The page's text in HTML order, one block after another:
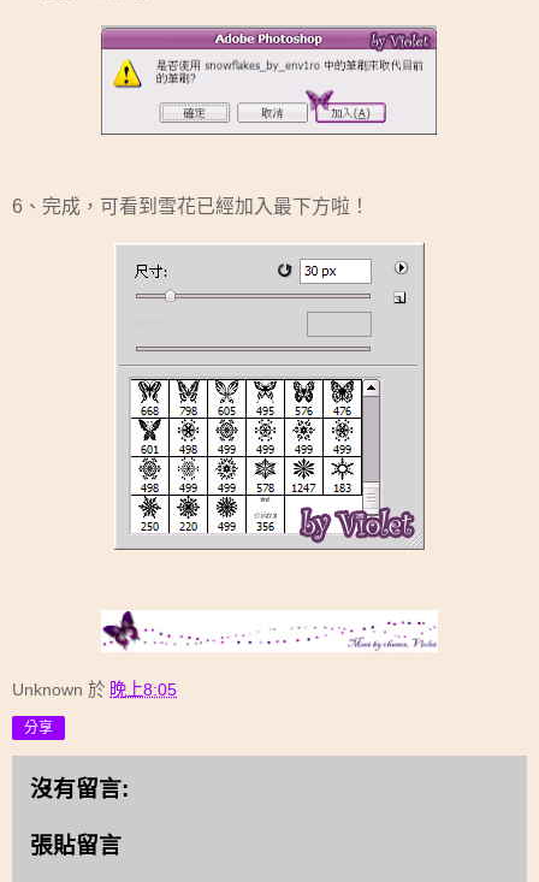
6、完成，可看到雪花已經加入最下方啦！
Unknown 於 晚上8:05
分享
沒有留言:
張貼留言